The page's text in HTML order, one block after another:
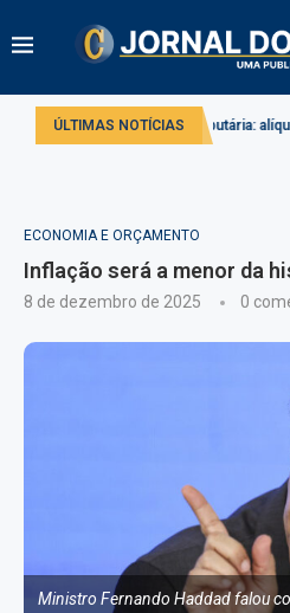
ÚLTIMAS NOTÍCIAS
Reforma tributária: alíquota do IBS
ECONOMIA E ORÇAMENTO
Inflação será a menor da
8 de dezembro de 2025 0
Ministro Fernando Haddad falou